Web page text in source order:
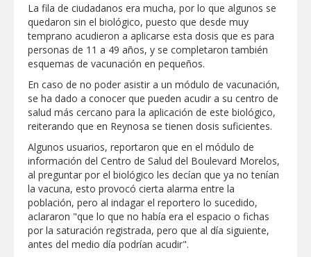
La fila de ciudadanos era mucha, por lo que algunos se
quedaron sin el biológico, puesto que desde muy
temprano acudieron a aplicarse esta dosis que es para
personas de 11 a 49 años, y se completaron también
esquemas de vacunación en pequeños.
En caso de no poder asistir a un módulo de vacunación,
se ha dado a conocer que pueden acudir a su centro de
salud más cercano para la aplicación de este biológico,
reiterando que en Reynosa se tienen dosis suficientes.
Algunos usuarios, reportaron que en el módulo de
información del Centro de Salud del Boulevard Morelos,
al preguntar por el biológico les decían que ya no tenían
la vacuna, esto provocó cierta alarma entre la
población, pero al indagar el reportero lo sucedido,
aclararon "que lo que no había era el espacio o fichas
por la saturación registrada, pero que al día siguiente,
antes del medio día podrían acudir".